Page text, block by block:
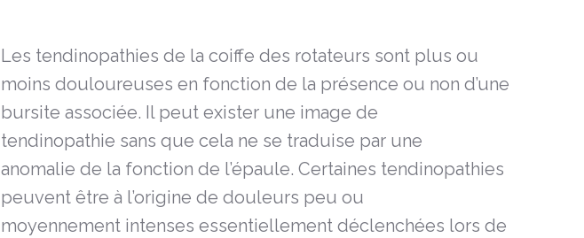
Les tendinopathies de la coiffe des rotateurs sont plus ou
moins douloureuses en fonction de la présence ou non d’une
bursite associée. Il peut exister une image de
tendinopathie sans que cela ne se traduise par une
anomalie de la fonction de l’épaule. Certaines tendinopathies
peuvent être à l’origine de douleurs peu ou
moyennement intenses essentiellement déclenchées lors de